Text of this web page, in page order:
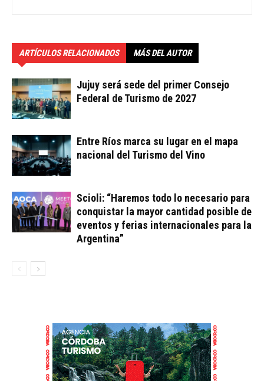
ARTÍCULOS RELACIONADOS MÁS DEL AUTOR
Jujuy será sede del primer Consejo
Federal de Turismo de 2027
Entre Ríos marca su lugar en el mapa
nacional del Turismo del Vino
Scioli: “Haremos todo lo necesario para
conquistar la mayor cantidad posible de
eventos y ferias internacionales para la
Argentina”